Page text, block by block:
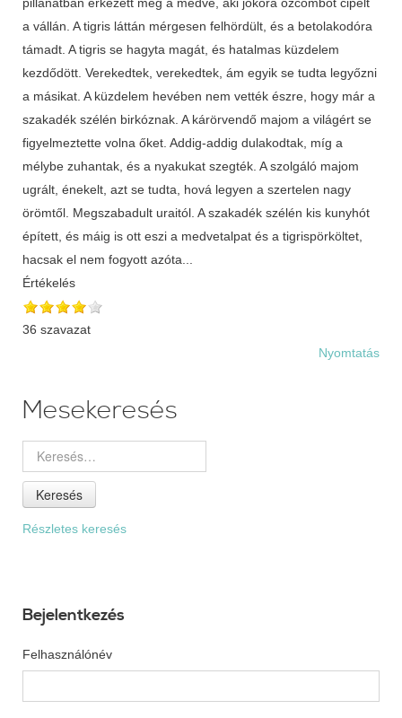
a vállán. A tigris láttán mérgesen felhördült, és a betolakodóra
támadt. A tigris se hagyta magát, és hatalmas küzdelem
kezdődött. Verekedtek, verekedtek, ám egyik se tudta legyőzni
a másikat. A küzdelem hevében nem vették észre, hogy már a
szakadék szélén birkóznak. A kárörvendő majom a világért se
figyelmeztette volna őket. Addig-addig dulakodtak, míg a
mélybe zuhantak, és a nyakukat szegték. A szolgáló majom
ugrált, énekelt, azt se tudta, hová legyen a szertelen nagy
örömtől. Megszabadult uraitól. A szakadék szélén kis kunyhót
épített, és máig is ott eszi a medvetalpat és a tigrispörköltet,
hacsak el nem fogyott azóta...
Értékelés
36 szavazat
Nyomtatás
Mesekeresés
Keresés
Részletes keresés
Bejelentkezés
Felhasználónév